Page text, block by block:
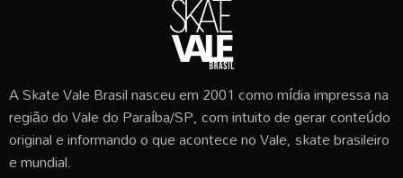
A Skate Vale Brasil nasceu em 2001 como mídia impressa na
região do Vale do Paraíba/SP, com intuito de gerar conteúdo
original e informando o que acontece no Vale, skate brasileiro
e mundial.